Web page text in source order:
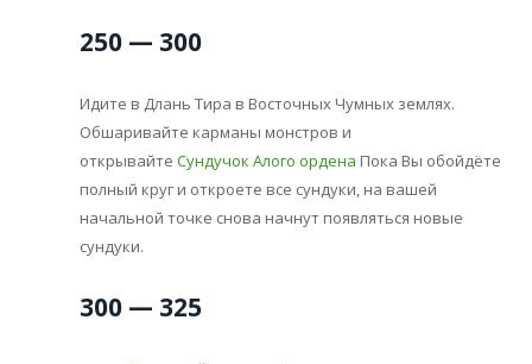
250 — 300
Идите в Длань Тира в Восточных Чумных землях.
Обшаривайте карманы монстров и
открывайте Сундучок Алого ордена Пока Вы обойдёте
полный круг и откроете все сундуки, на вашей
начальной точке снова начнут появляться новые
сундуки.
300 — 325